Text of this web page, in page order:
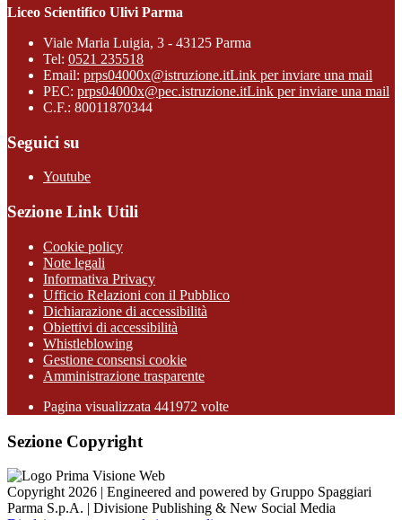
Liceo Scientifico Ulivi Parma
Viale Maria Luigia, 3 - 43125 Parma
Tel: 0521 235518
Email: prps04000x@istruzione.itLink per inviare una mail
PEC: prps04000x@pec.istruzione.itLink per inviare una mail
C.F.: 80011870344
Seguici su
Youtube
Sezione Link Utili
Cookie policy
Note legali
Informativa Privacy
Ufficio Relazioni con il Pubblico
Dichiarazione di accessibilità
Obiettivi di accessibilità
Whistleblowing
Gestione consensi cookie
Amministrazione trasparente
Pagina visualizzata 441972 volte
Sezione Copyright
Copyright 2026 | Engineered and powered by Gruppo Spaggiari
Parma S.p.A. | Divisione Publishing & New Social Media